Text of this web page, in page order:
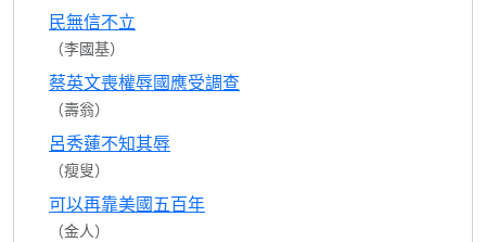
民無信不立
（李國基）
蔡英文喪權辱國應受調查
（壽翁）
呂秀蓮不知其辱
（瘦叟）
可以再靠美國五百年
（金人）